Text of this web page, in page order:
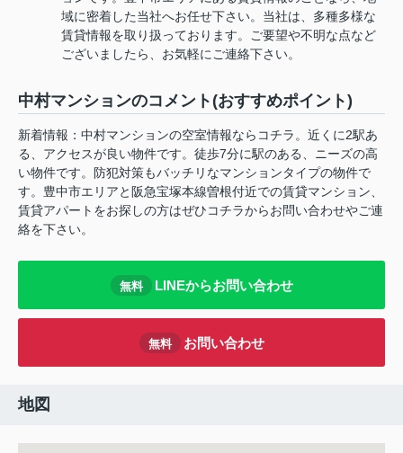
域に密着した当社へお任せ下さい。当社は、多種多様な
賃貸情報を取り扱っております。ご要望や不明な点など
ございましたら、お気軽にご連絡下さい。
中村マンションのコメント(おすすめポイント)
新着情報：中村マンションの空室情報ならコチラ。近くに2駅あ
る、アクセスが良い物件です。徒歩7分に駅のある、ニーズの高
い物件です。防犯対策もバッチリなマンションタイプの物件で
す。豊中市エリアと阪急宝塚本線曽根付近での賃貸マンション、
賃貸アパートをお探しの方はぜひコチラからお問い合わせやご連
絡を下さい。
無料 LINEからお問い合わせ
無料 お問い合わせ
地図